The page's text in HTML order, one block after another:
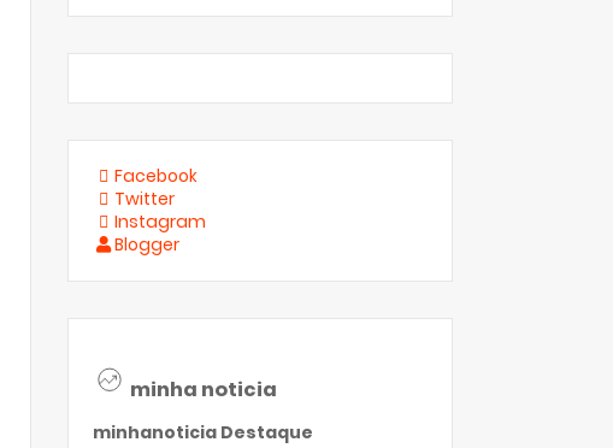
Facebook
Twitter
Instagram
Blogger
minha noticia
minhanoticia Destaque